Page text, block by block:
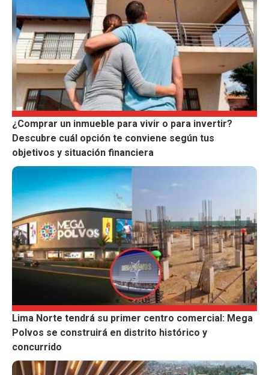
¿Comprar un inmueble para vivir o para invertir?
Descubre cuál opción te conviene según tus
objetivos y situación financiera
Lima Norte tendrá su primer centro comercial: Mega
Polvos se construirá en distrito histórico y
concurrido